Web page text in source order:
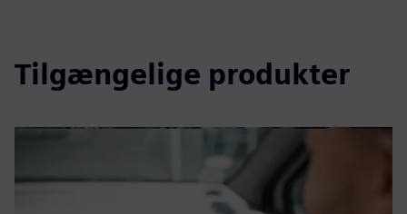
Tilgængelige produkter